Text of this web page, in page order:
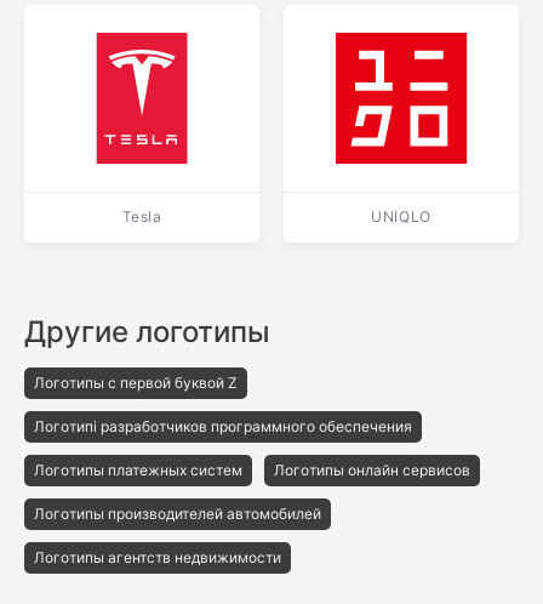
Tesla UNIQLO
Другие логотипы
Логотипы с первой буквой Z
Логотипі разработчиков программного обеспечения
Логотипы платежных систем Логотипы онлайн сервисов
Логотипы производителей автомобилей
Логотипы агентств недвижимости